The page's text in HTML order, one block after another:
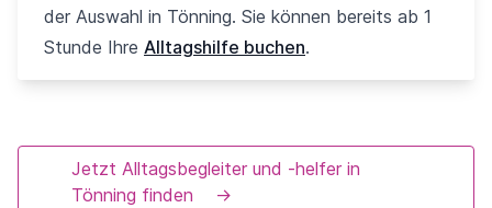
der Auswahl in Tönning. Sie können bereits ab 1
Stunde Ihre Alltagshilfe buchen.
Jetzt Alltagsbegleiter und -helfer in
Tönning finden
→